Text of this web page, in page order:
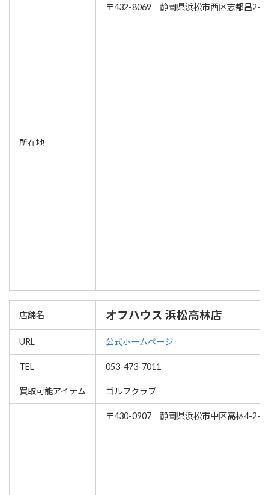
所在地
〒432-8069 静岡県浜松市西区志都呂2-
店舗名 オフハウス 浜松高林店
URL 公式ホームページ
TEL 053-473-7011
買取可能アイテム ゴルフクラブ
〒430-0907 静岡県浜松市中区高林4-2-8